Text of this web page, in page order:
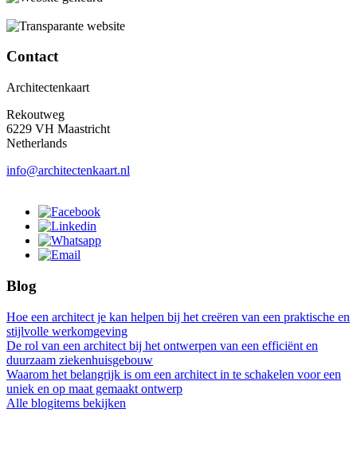
Contact
Architectenkaart
Rekoutweg
6229 VH Maastricht
Netherlands
info@architectenkaart.nl
Blog
Hoe een architect je kan helpen bij het creëren van een praktische en
stijlvolle werkomgeving
De rol van een architect bij het ontwerpen van een efficiënt en
duurzaam ziekenhuisgebouw
Waarom het belangrijk is om een architect in te schakelen voor een
uniek en op maat gemaakt ontwerp
Alle blogitems bekijken